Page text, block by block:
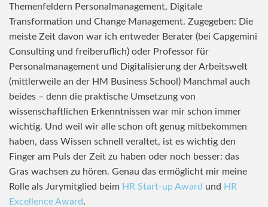
Themenfeldern Personalmanagement, Digitale
Transformation und Change Management. Zugegeben: Die
meiste Zeit davon war ich entweder Berater (bei Capgemini
Consulting und freiberuflich) oder Professor für
Personalmanagement und Digitalisierung der Arbeitswelt
(mittlerweile an der HM Business School) Manchmal auch
beides – denn die praktische Umsetzung von
wissenschaftlichen Erkenntnissen war mir schon immer
wichtig. Und weil wir alle schon oft genug mitbekommen
haben, dass Wissen schnell veraltet, ist es wichtig den
Finger am Puls der Zeit zu haben oder noch besser: das
Gras wachsen zu hören. Genau das ermöglicht mir meine
Rolle als Jurymitglied beim HR Start-up Award und HR
Excellence Award.